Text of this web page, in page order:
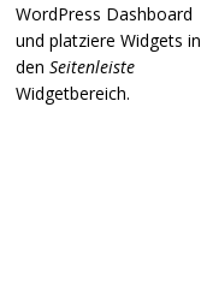
WordPress Dashboard
und platziere Widgets in
denSeitenleiste
Widgetbereich.